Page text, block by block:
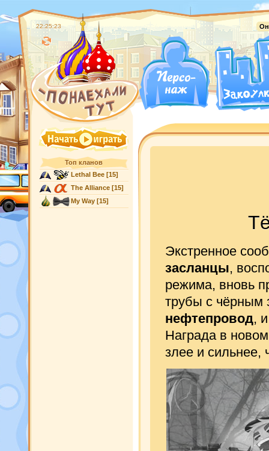
22:25:24
Топ кланов
Lethal Bee[15]
The Alliance[15]
My Way[15]
Экстренное
засланцы,
режима, вновь
трубы с чёрным
нефтепровод,
Награда в
злее и